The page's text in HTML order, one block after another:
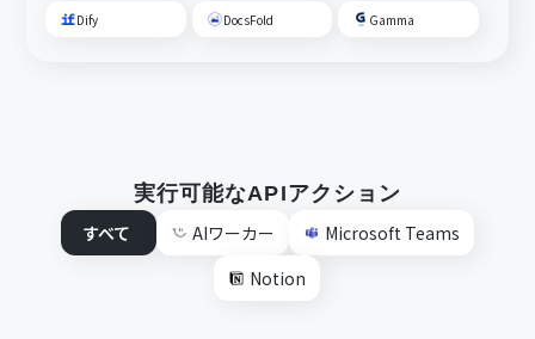
Dify DocsFold Gamma
実行可能なAPIアクション
すべて
AIワーカー
Microsoft Teams
Notion